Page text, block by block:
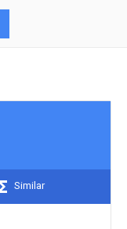
Similar